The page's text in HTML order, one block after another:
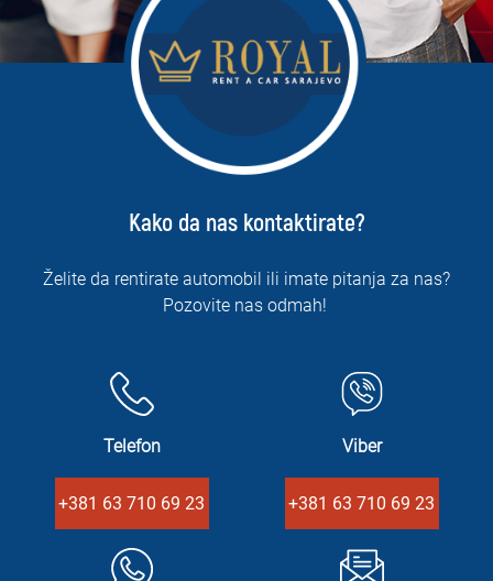
Kako da nas kontaktirate?
Želite da rentirate automobil ili imate pitanja za nas?
Pozovite nas odmah!
Telefon
+381 63 710 69 23
Viber
+381 63 710 69 23